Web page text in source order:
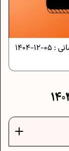
:
05-12-1404